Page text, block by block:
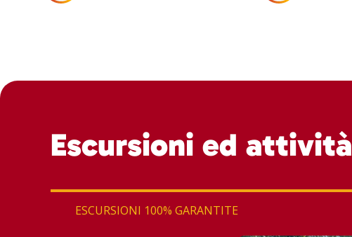
Escursioni ed attività
ESCURSIONI 100% GARANTITE